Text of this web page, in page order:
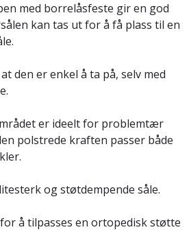
med borrelåsfeste gir en god
kan tas ut for å få plass til en
den er enkel å ta på, selv med
er ideelt for problemtær
polstrede kraften passer både
og støtdempende såle.
å tilpasses en ortopedisk støtte